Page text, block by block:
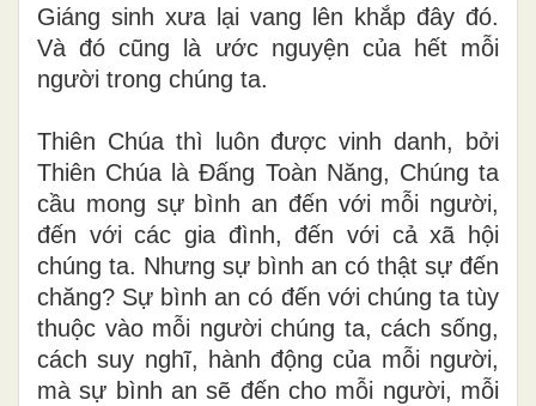
Giáng sinh xưa lại vang lên khắp đây đó.
Và đó cũng là ước nguyện của hết mỗi
người trong chúng ta.
Thiên Chúa thì luôn được vinh danh, bởi
Thiên Chúa là Đấng Toàn Năng, Chúng ta
cầu mong sự bình an đến với mỗi người,
đến với các gia đình, đến với cả xã hội
chúng ta. Nhưng sự bình an có thật sự đến
chăng? Sự bình an có đến với chúng ta tùy
thuộc vào mỗi người chúng ta, cách sống,
cách suy nghĩ, hành động của mỗi người,
mà sự bình an sẽ đến cho mỗi người, mỗi